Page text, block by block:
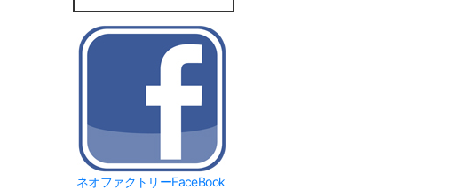
ネオファクトリーFaceBook